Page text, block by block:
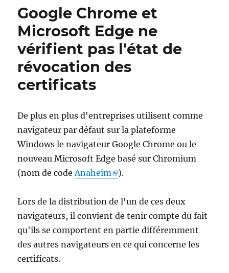
Google Chrome et
Microsoft Edge ne
vérifient pas l'état de
révocation des
certificats
De plus en plus d'entreprises utilisent comme
navigateur par défaut sur la plateforme
Windows le navigateur Google Chrome ou le
nouveau Microsoft Edge basé sur Chromium
(nom de codeAnaheim ).
Lors de la distribution de l'un de ces deux
navigateurs, il convient de tenir compte du fait
qu'ils se comportent en partie différemment
des autres navigateurs en ce qui concerne les
certificats.